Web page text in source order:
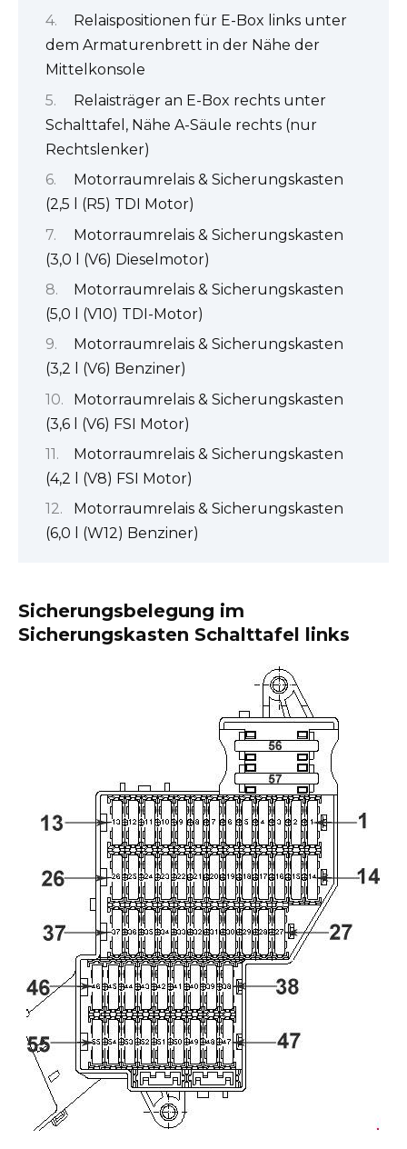
Relaispositionen für E-Box links unter
dem Armaturenbrett in der Nähe der
Mittelkonsole
Relaisträger an E-Box rechts unter
Schalttafel, Nähe A-Säule rechts (nur
Rechtslenker)
Motorraumrelais & Sicherungskasten
(2,5 l (R5) TDI Motor)
Motorraumrelais & Sicherungskasten
(3,0 l (V6) Dieselmotor)
Motorraumrelais & Sicherungskasten
(5,0 l (V10) TDI-Motor)
Motorraumrelais & Sicherungskasten
(3,2 l (V6) Benziner)
Motorraumrelais & Sicherungskasten
(3,6 l (V6) FSI Motor)
Motorraumrelais & Sicherungskasten
(4,2 l (V8) FSI Motor)
Motorraumrelais & Sicherungskasten
(6,0 l (W12) Benziner)
Sicherungsbelegung im
Sicherungskasten Schalttafel links